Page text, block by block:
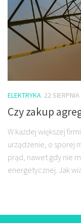
ELEKTRYKA 22
Czy zakup
W każdej większej
urządzenie, o sporej
prąd, nawet gdy nie
energetycznej. Jak